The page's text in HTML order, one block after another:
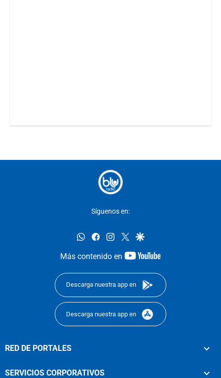
Síguenos en:
whatsappfacebookinstagram
twittergoogle
Más contenido en
youtube-
Descarga nuestra app en
Descarga nuestra app en
RED DE PORTALES
SERVICIOS CORPORATIVOS